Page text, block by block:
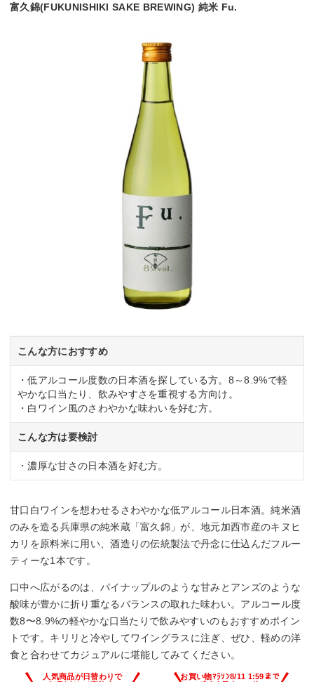
富久錦(FUKUNISHIKI SAKE BREWING) 純米 Fu.
こんな方におすすめ
・低アルコール度数の日本酒を探している方。8～8.9%で軽
やかな口当たり、飲みやすさを重視する方向け。
・白ワイン風のさわやかな味わいを好む方。
こんな方は要検討
・濃厚な甘さの日本酒を好む方。
甘口白ワインを想わせるさわやかな低アルコール日本酒。純米酒
のみを造る兵庫県の純米蔵「富久錦」が、地元加西市産のキヌヒ
カリを原料米に用い、酒造りの伝統製法で丹念に仕込んだフルー
ティーな1本です。
口中へ広がるのは、パイナップルのような甘みとアンズのような
酸味が豊かに折り重なるバランスの取れた味わい。アルコール度
数8〜8.9%の軽やかな口当たりで飲みやすいのもおすすめポイン
トです。キリリと冷やしてワイングラスに注ぎ、ぜひ、軽めの洋
食と合わせてカジュアルに堪能してみてください。